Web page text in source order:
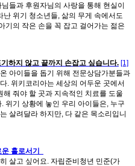
들과 후원자님의 사랑을 통해 현실이
위기 청소년들, 삶의 무게 속에서도
기의 작은 손을 꼭 잡고 걸어가는 젊은
하지 않고 끝까지 손잡고 싶습니다. [1]
아이들을 돕기 위해 전문상담가분들과
. 위키코리아는 세상의 어두운 곳에서
줘야 할 곳과 지속적인 치료를 도울
위기 상황에 놓인 우리 아이들은, 누구
살려달라 하지만, 다 같은 목소리입니
홀로서기
살고 싶어요. 자립준비청년 민준(가